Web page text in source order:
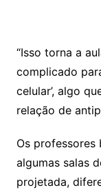
“Isso torna a
complicado
celular’, algo
relação de
Os professores
algumas salas
projetada,